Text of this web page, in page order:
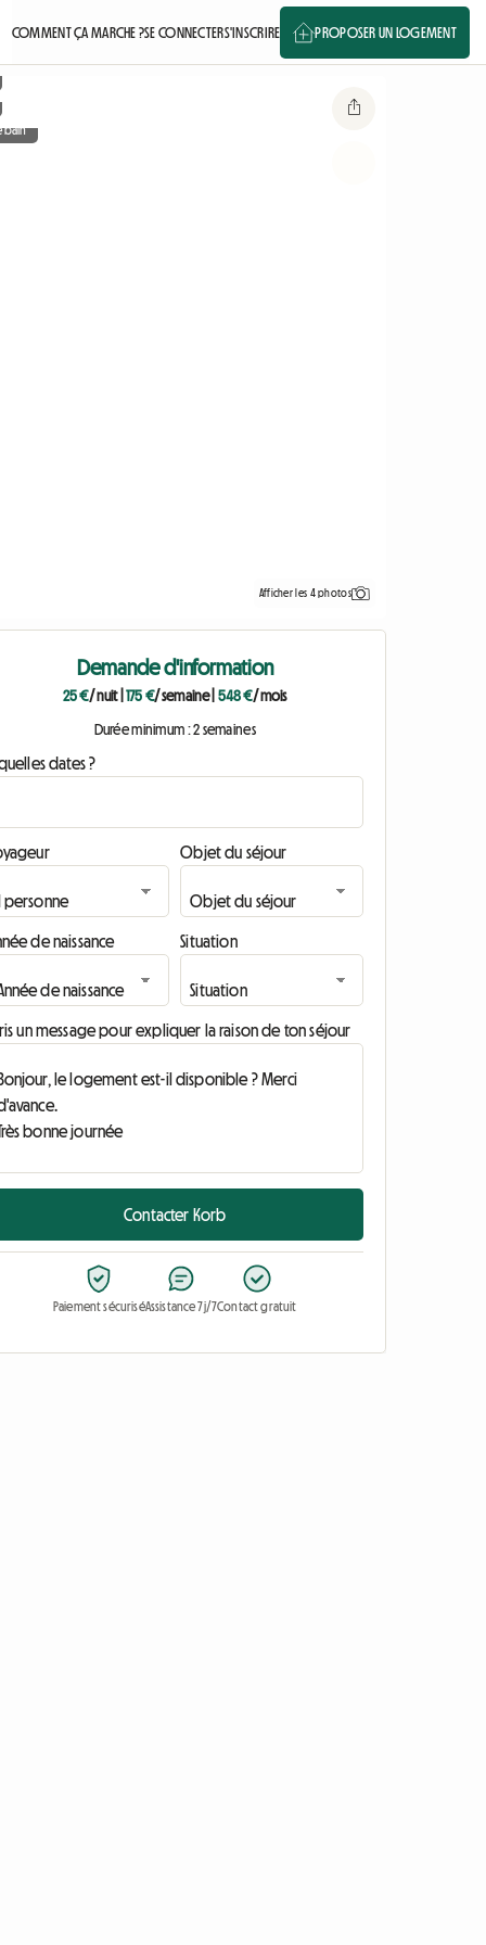
COMMENT ÇA MARCHE ?SE CONNECTERS'INSCRIRE PROPOSER UN LOGEMENT
bain
Afficher les 4 photos
Demande d'information
25 €/ nuit|175 €/ semaine| 548 €/ mois
Durée minimum : 2 semaines
dates ?
Objet du séjour
de naissance Situation
un message pour expliquer la raison de ton séjour
Contacter Korb
Paiement sécuriséAssistance 7j/7Contact gratuit